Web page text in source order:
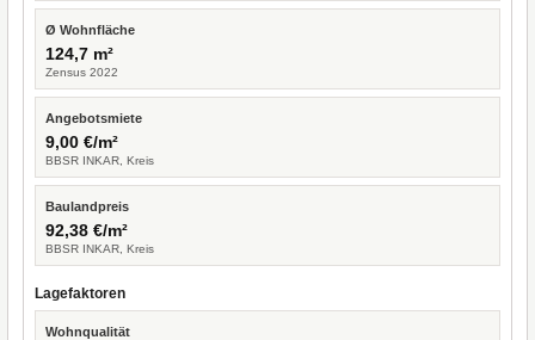
Ø Wohnfläche
124,7 m²
Zensus 2022
Angebotsmiete
9,00 €/m²
BBSR INKAR, Kreis
Baulandpreis
92,38 €/m²
BBSR INKAR, Kreis
Lagefaktoren
Wohnqualität